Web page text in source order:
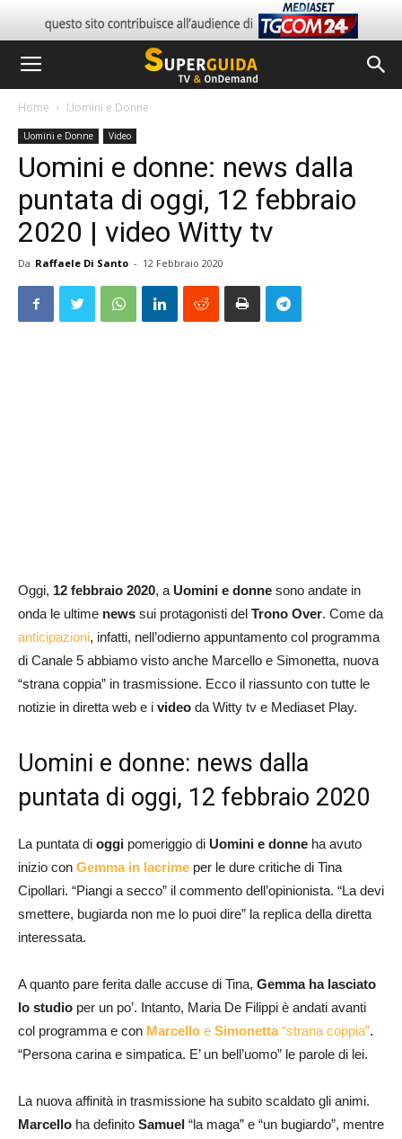
Home Uomini e Donne
Uomini e Donne Video
Uomini e donne: news dalla
puntata di oggi, 12 febbraio
2020 | video Witty tv
Da Raffaele Di Santo - 12 Febbraio 2020
Oggi, 12 febbraio 2020, a Uomini e donne sono andate in
onda le ultime news sui protagonisti del Trono Over. Come da
anticipazioni, infatti, nell’odierno appuntamento col programma
di Canale 5 abbiamo visto anche Marcello e Simonetta, nuova
“strana coppia” in trasmissione. Ecco il riassunto con tutte le
notizie in diretta web e i video da Witty tv e Mediaset Play.
Uomini e donne: news dalla
puntata di oggi, 12 febbraio 2020
La puntata di oggi pomeriggio di Uomini e donne ha avuto
inizio con Gemma in lacrime per le dure critiche di Tina
Cipollari. “Piangi a secco” il commento dell’opinionista. “La devi
smettere, bugiarda non me lo puoi dire” la replica della diretta
interessata.
A quanto pare ferita dalle accuse di Tina, Gemma ha lasciato
lo studio per un po’. Intanto, Maria De Filippi è andati avanti
col programma e con Marcello e Simonetta“strana coppia”.
“Persona carina e simpatica. E’ un bell’uomo” le parole di lei.
La nuova affinità in trasmissione ha subito scaldato gli animi.
Marcello ha definito Samuel “la maga” e “un bugiardo”, mentre